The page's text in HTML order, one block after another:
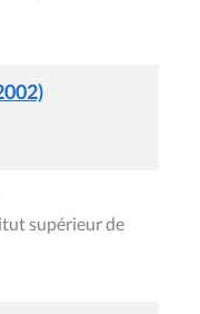
supérieur de